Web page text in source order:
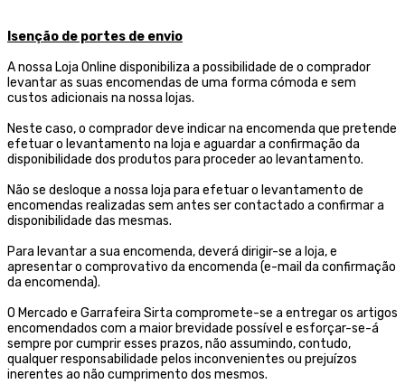
Isenção de portes de envio
A nossa Loja Online disponibiliza a possibilidade de o comprador
levantar as suas encomendas de uma forma cómoda e sem
custos adicionais na nossa lojas.
Neste caso, o comprador deve indicar na encomenda que pretende
efetuar o levantamento na loja e aguardar a confirmação da
disponibilidade dos produtos para proceder ao levantamento.
Não se desloque a nossa loja para efetuar o levantamento de
encomendas realizadas sem antes ser contactado a confirmar a
disponibilidade das mesmas.
Para levantar a sua encomenda, deverá dirigir-se a loja, e
apresentar o comprovativo da encomenda (e-mail da confirmação
da encomenda).
O Mercado e Garrafeira Sirta compromete-se a entregar os artigos
encomendados com a maior brevidade possível e esforçar-se-á
sempre por cumprir esses prazos, não assumindo, contudo,
qualquer responsabilidade pelos inconvenientes ou prejuízos
inerentes ao não cumprimento dos mesmos.